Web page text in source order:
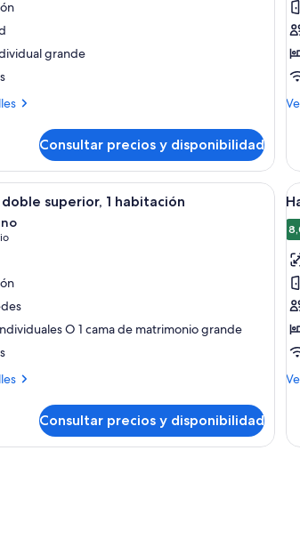
grande
Consultar precios y disponibilidad
2
2
un cabecero de madera y dos lámparas
Una cama bien hecha con sábanas
superior, 1 habitación
O 1 cama de matrimonio grande
Consultar precios y disponibilidad
una silla y un televisor.